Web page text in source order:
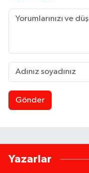
Gönder
Yazarlar